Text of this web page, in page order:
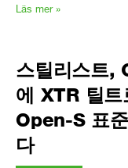
Läs mer »
스틸리스트,
에 XTR 틸트
Open-S 표
다